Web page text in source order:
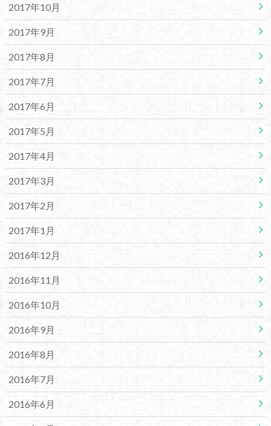
2017年10月
2017年9月
2017年8月
2017年7月
2017年6月
2017年5月
2017年4月
2017年3月
2017年2月
2017年1月
2016年12月
2016年11月
2016年10月
2016年9月
2016年8月
2016年7月
2016年6月